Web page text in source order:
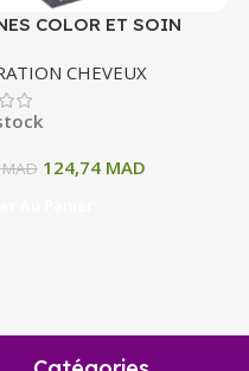
COLOR ET SOIN
CLAIR CENDRE 135 ML
CHEVEUX
MAD 124,74 MAD